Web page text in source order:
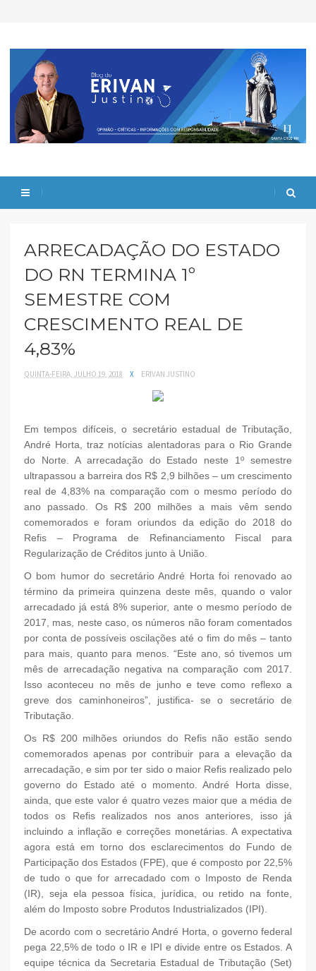
ARRECADAÇÃO DO ESTADO
DO RN TERMINA 1º
SEMESTRE COM
CRESCIMENTO REAL DE
4,83%
QUINTA-FEIRA, JULHO 19, 2018 X ERIVAN JUSTINO
Em tempos difíceis, o secretário estadual de Tributação,
André Horta, traz notícias alentadoras para o Rio Grande
do Norte. A arrecadação do Estado neste 1º semestre
ultrapassou a barreira dos R$ 2,9 bilhões – um crescimento
real de 4,83% na comparação com o mesmo período do
ano passado. Os R$ 200 milhões a mais vêm sendo
comemorados e foram oriundos da edição do 2018 do
Refis – Programa de Refinanciamento Fiscal para
Regularização de Créditos junto à União.
O bom humor do secretário André Horta foi renovado ao
término da primeira quinzena deste mês, quando o valor
arrecadado já está 8% superior, ante o mesmo período de
2017, mas, neste caso, os números não foram comentados
por conta de possíveis oscilações até o fim do mês – tanto
para mais, quanto para menos. “Este ano, só tivemos um
mês de arrecadação negativa na comparação com 2017.
Isso aconteceu no mês de junho e teve como reflexo a
greve dos caminhoneiros”, justifica- se o secretário de
Tributação.
Os R$ 200 milhões oriundos do Refis não estão sendo
comemorados apenas por contribuir para a elevação da
arrecadação, e sim por ter sido o maior Refis realizado pelo
governo do Estado até o momento. André Horta disse,
ainda, que este valor é quatro vezes maior que a média de
todos os Refis realizados nos anos anteriores, isso já
incluindo a inflação e correções monetárias. A expectativa
agora está em torno dos esclarecimentos do Fundo de
Participação dos Estados (FPE), que é composto por 22,5%
de tudo o que for arrecadado com o Imposto de Renda
(IR), seja ela pessoa física, jurídica, ou retido na fonte,
além do Imposto sobre Produtos Industrializados (IPI).
De acordo com o secretário André Horta, o governo federal
pega 22,5% de todo o IR e IPI e divide entre os Estados. A
equipe técnica da Secretaria Estadual de Tributação (Set)